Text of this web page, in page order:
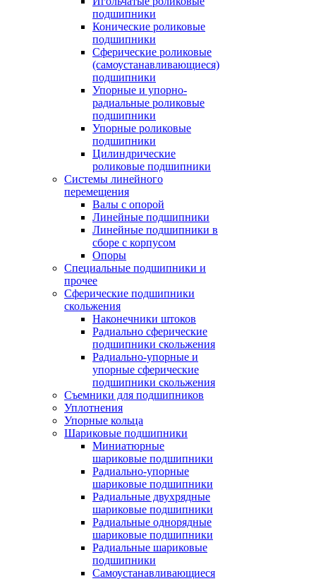
подшипники
Конические роликовые
подшипники
Сферические роликовые
(самоустанавливающиеся)
подшипники
Упорные и упорно-
радиальные роликовые
подшипники
Упорные роликовые
подшипники
Цилиндрические
роликовые подшипники
Системы линейного
перемещения
Валы с опорой
Линейные подшипники
Линейные подшипники в
сборе с корпусом
Опоры
Специальные подшипники и
прочее
Сферические подшипники
скольжения
Наконечники штоков
Радиально сферические
подшипники скольжения
Радиально-упорные и
упорные сферические
подшипники скольжения
Съемники для подшипников
Уплотнения
Упорные кольца
Шариковые подшипники
Миниатюрные
шариковые подшипники
Радиально-упорные
шариковые подшипники
Радиальные двухрядные
шариковые подшипники
Радиальные однорядные
шариковые подшипники
Радиальные шариковые
подшипники
Самоустанавливающиеся